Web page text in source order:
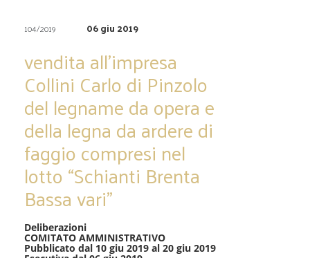
104/2019 06 giu 2019
vendita all’impresa
Collini Carlo di Pinzolo
del legname da opera e
della legna da ardere di
faggio compresi nel
lotto “Schianti Brenta
Bassa vari”
Deliberazioni
COMITATO AMMINISTRATIVO
Pubblicato dal 10 giu 2019 al 20 giu 2019